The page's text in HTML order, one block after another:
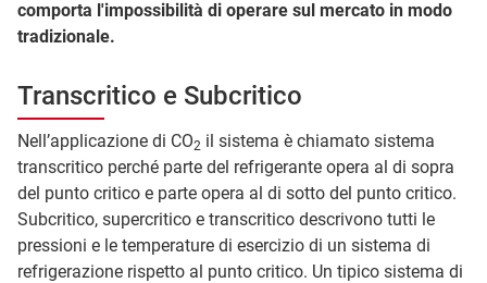
comporta l'impossibilità di operare sul mercato in modo
tradizionale.
Transcritico e Subcritico
Nell’applicazione di CO2 il sistema è chiamato sistema
transcritico perché parte del refrigerante opera al di sopra
del punto critico e parte opera al di sotto del punto critico.
Subcritico, supercritico e transcritico descrivono tutti le
pressioni e le temperature di esercizio di un sistema di
refrigerazione rispetto al punto critico. Un tipico sistema di